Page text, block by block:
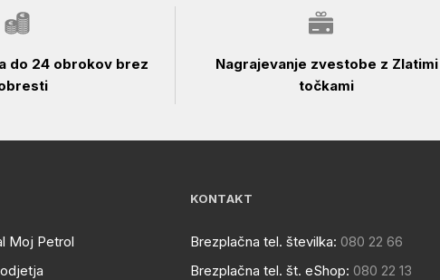
do 24 obrokov brez
Nagrajevanje zvestobe z Zlatimi
točkami
Moj Petrol
KONTAKT
Brezplačna tel. številka: 080 22 66
Brezplačna tel. št. eShop: 080 22 13